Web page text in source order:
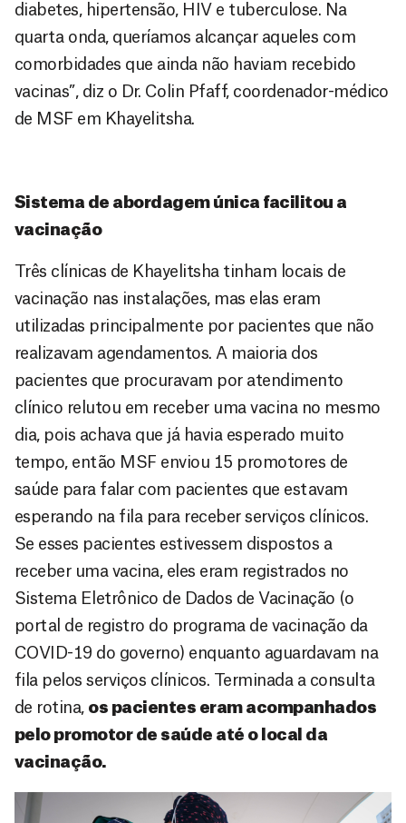
diabetes, hipertensão, HIV e tuberculose. Na
quarta onda, queríamos alcançar aqueles com
comorbidades que ainda não haviam recebido
vacinas”, diz o Dr. Colin Pfaff, coordenador-médico
de MSF em Khayelitsha.
Sistema de abordagem única facilitou a
vacinação
Três clínicas de Khayelitsha tinham locais de
vacinação nas instalações, mas elas eram
utilizadas principalmente por pacientes que não
realizavam agendamentos. A maioria dos
pacientes que procuravam por atendimento
clínico relutou em receber uma vacina no mesmo
dia, pois achava que já havia esperado muito
tempo, então MSF enviou 15 promotores de
saúde para falar com pacientes que estavam
esperando na fila para receber serviços clínicos.
Se esses pacientes estivessem dispostos a
receber uma vacina, eles eram registrados no
Sistema Eletrônico de Dados de Vacinação (o
portal de registro do programa de vacinação da
COVID-19 do governo) enquanto aguardavam na
fila pelos serviços clínicos. Terminada a consulta
de rotina, os pacientes eram acompanhados
pelo promotor de saúde até o local da
vacinação.